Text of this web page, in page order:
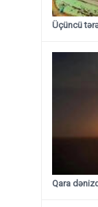
Üçüncü
Qara